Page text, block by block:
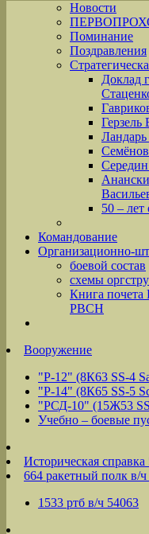
Новости
Поминание
Поздравления
Доклад
50 –
Командование
Организационно-
боевой состав
схемы
Книга почета
РВСН
Вооружение
"Р-12" (8К63 SS-4
"Р-14" (8К65 SS-5
"РСД-10" (15Ж53
Учебно – боевые
Историческая справка
664 ракетный полк в/ч
1533 ртб в/ч 54063